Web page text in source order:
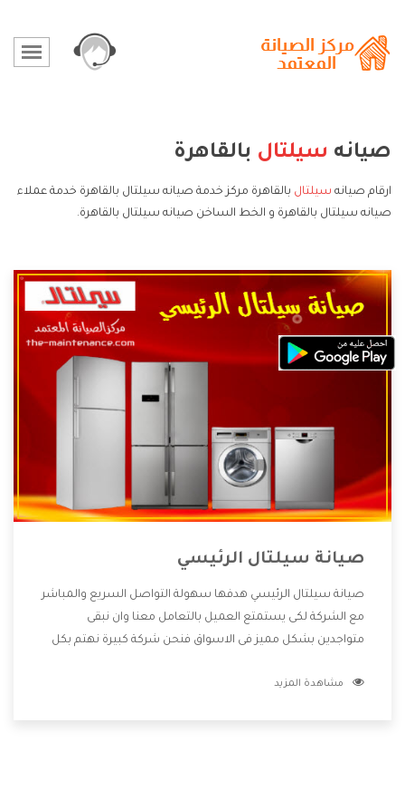
صيانه سيلتال بالقاهرة
ارقام صيانه سيلتال بالقاهرة مركز خدمة صيانه سيلتال بالقاهرة خدمة عملاء
صيانه سيلتال بالقاهرة و الخط الساخن صيانه سيلتال بالقاهرة.
صيانة سيلتال الرئيسي
صيانة سيلتال الرئيسي هدفها سهولة التواصل السريع والمباشر
مع الشركة لكى يستمتع العميل بالتعامل معنا وان نبقى
متواجدين بشكل مميز فى الاسواق فنحن شركة كبيرة نهتم بكل
الشركة بها والتى تكون منها خدمة الصيانة التى تكون من أهم
مشاهدة المزيد